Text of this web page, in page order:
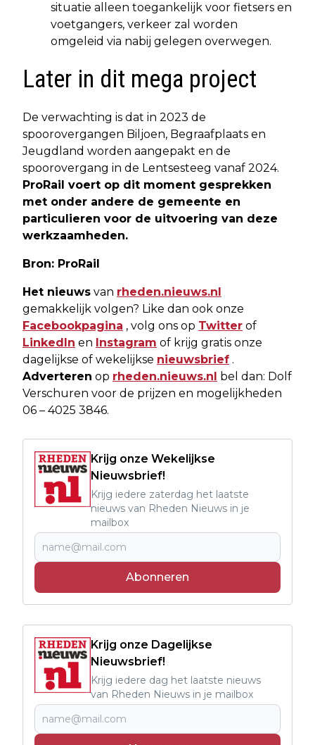
situatie alleen toegankelijk voor fietsers en
voetgangers, verkeer zal worden
omgeleid via nabij gelegen overwegen.
Later in dit mega project
De verwachting is dat in 2023 de
spoorovergangen Biljoen, Begraafplaats en
Jeugdland worden aangepakt en de
spoorovergang in de Lentsesteeg vanaf 2024.
ProRail voert op dit moment gesprekken
met onder andere de gemeente en
particulieren voor de uitvoering van deze
werkzaamheden.
Bron: ProRail
Het nieuws van rheden.nieuws.nl
gemakkelijk volgen? Like dan ook onze
Facebookpagina , volg ons op Twitter of
LinkedIn en Instagram of krijg gratis onze
dagelijkse of wekelijkse nieuwsbrief .
Adverteren op rheden.nieuws.nl bel dan: Dolf
Verschuren voor de prijzen en mogelijkheden
06 – 4025 3846.
Krijg onze Wekelijkse
Nieuwsbrief!
Krijg iedere zaterdag het laatste
nieuws van Rheden Nieuws in je
mailbox
Abonneren
Krijg onze Dagelijkse
Nieuwsbrief!
Krijg iedere dag het laatste nieuws
van Rheden Nieuws in je mailbox